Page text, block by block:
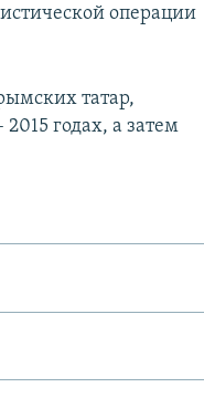
операции
татар,
годах, а затем